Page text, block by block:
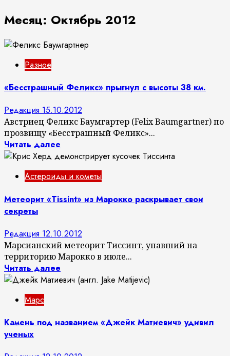
Месяц: Октябрь 2012
Разное
«Бесстрашный Феликс» прыгнул с высоты 38 км.
Редакция 15.10.2012
Австриец Феликс Баумгартер (Felix Baumgartner) по
прозвищу «Бесстрашный Феликс»...
Читать далее
Астероиды и кометы
Метеорит «Tissint» из Марокко раскрывает свои
секреты
Редакция 12.10.2012
Марсианский метеорит Тиссинт, упавший на
территорию Марокко в июле...
Читать далее
Марс
Камень под названием «Джейк Матиевич» удивил
ученых